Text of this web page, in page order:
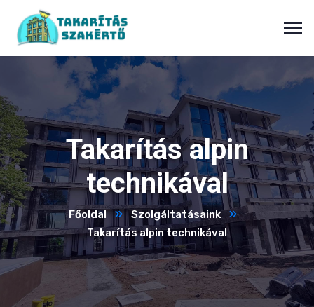
Takarítás alpin
technikával
Főoldal
Szolgáltatásaink
Takarítás alpin technikával